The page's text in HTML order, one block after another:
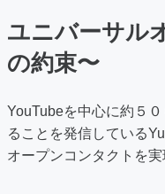
ユニバーサル
の約束〜
YouTubeを中心に約５
ることを発信している
オープンコンタクトを